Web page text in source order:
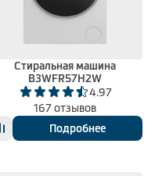
Стиральная машина
B3WFR57H2W
4.97
167 отзывов
Подробнее